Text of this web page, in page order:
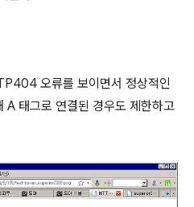
오류를 보이면서 정상적인
A 태그로 연결된 경우도 제한하고